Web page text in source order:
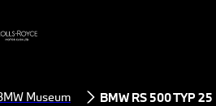
Museum BMW RS 500 TYP